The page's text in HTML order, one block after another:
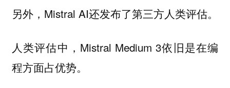
另外，Mistral AI还发布了第三方人类评估。
人类评估中，Mistral Medium 3依旧是在编
程方面占优势。